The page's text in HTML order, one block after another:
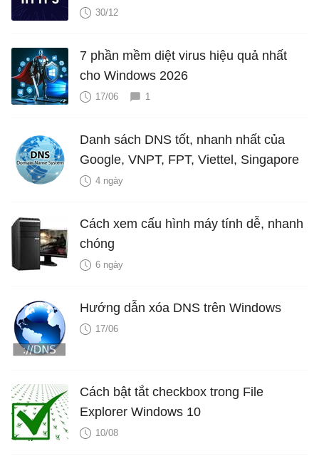
30/12
7 phần mềm diệt virus hiệu quả nhất
cho Windows 2026
17/06 1
Danh sách DNS tốt, nhanh nhất của
Google, VNPT, FPT, Viettel, Singapore
4 ngày
Cách xem cấu hình máy tính dễ, nhanh
chóng
6 ngày
Hướng dẫn xóa DNS trên Windows
17/06
Cách bật tắt checkbox trong File
Explorer Windows 10
10/08